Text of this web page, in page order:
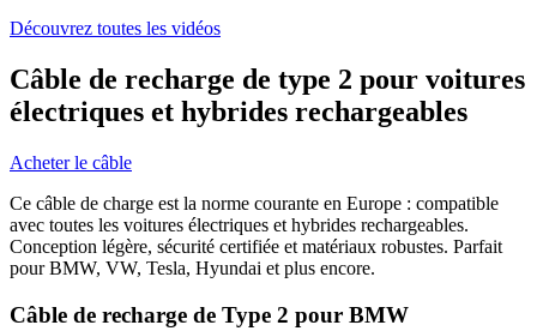
Découvrez toutes les vidéos
Câble de recharge de type 2 pour voitures
électriques et hybrides rechargeables
Acheter le câble
Ce câble de charge est la norme courante en Europe : compatible
avec toutes les voitures électriques et hybrides rechargeables.
Conception légère, sécurité certifiée et matériaux robustes. Parfait
pour BMW, VW, Tesla, Hyundai et plus encore.
Câble de recharge de Type 2 pour BMW